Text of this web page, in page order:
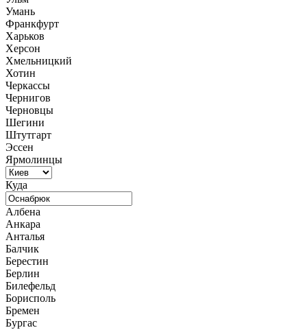
Умань
Франкфурт
Харьков
Херсон
Хмельницкий
Хотин
Черкассы
Чернигов
Черновцы
Шегини
Штутгарт
Эссен
Ярмолинцы
Куда
Албена
Анкара
Анталья
Балчик
Берестин
Берлин
Билефельд
Борисполь
Бремен
Бургас